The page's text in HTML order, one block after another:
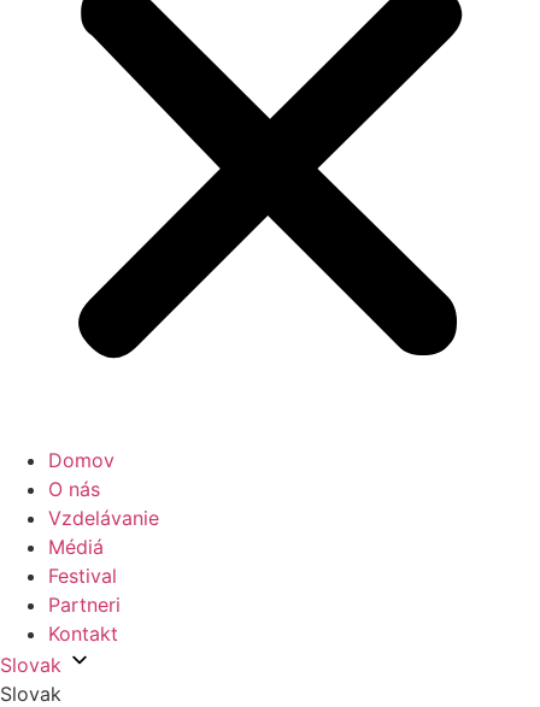
Domov
O nás
Vzdelávanie
Médiá
Festival
Partneri
Kontakt
Slovak
Slovak